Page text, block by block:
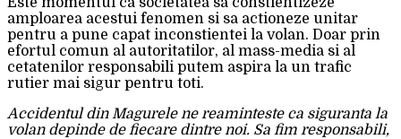
amploarea acestui fenomen si sa actioneze unitar
pentru a pune capat inconstientei la volan. Doar prin
efortul comun al autoritatilor, al mass-media si al
cetatenilor responsabili putem aspira la un trafic
rutier mai sigur pentru toti.
Accidentul din Magurele ne reaminteste ca siguranta la
volan depinde de fiecare dintre noi. Sa fim responsabili,